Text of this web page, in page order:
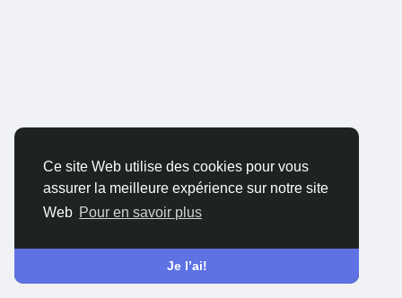
Ce site Web utilise des cookies pour vous
assurer la meilleure expérience sur notre site
Web Pour en savoir plus
Je l’ai!